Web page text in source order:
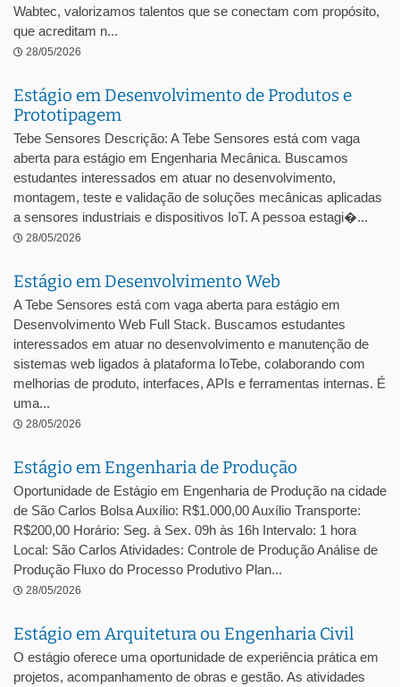
Wabtec, valorizamos talentos que se conectam com propósito,
que acreditam n...
28/05/2026
Estágio em Desenvolvimento de Produtos e
Prototipagem
Tebe Sensores Descrição: A Tebe Sensores está com vaga
aberta para estágio em Engenharia Mecânica. Buscamos
estudantes interessados em atuar no desenvolvimento,
montagem, teste e validação de soluções mecânicas aplicadas
a sensores industriais e dispositivos IoT. A pessoa estagi�...
28/05/2026
Estágio em Desenvolvimento Web
A Tebe Sensores está com vaga aberta para estágio em
Desenvolvimento Web Full Stack. Buscamos estudantes
interessados em atuar no desenvolvimento e manutenção de
sistemas web ligados à plataforma IoTebe, colaborando com
melhorias de produto, interfaces, APIs e ferramentas internas. É
uma...
28/05/2026
Estágio em Engenharia de Produção
Oportunidade de Estágio em Engenharia de Produção na cidade
de São Carlos Bolsa Auxílio: R$1.000,00 Auxílio Transporte:
R$200,00 Horário: Seg. à Sex. 09h às 16h Intervalo: 1 hora
Local: São Carlos Atividades: Controle de Produção Análise de
Produção Fluxo do Processo Produtivo Plan...
28/05/2026
Estágio em Arquitetura ou Engenharia Civil
O estágio oferece uma oportunidade de experiência prática em
projetos, acompanhamento de obras e gestão. As atividades